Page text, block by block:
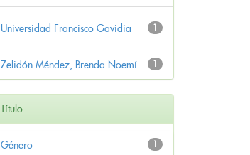
1
Universidad Francisco Gavidia
1
Zelidón Méndez, Brenda Noemí
Título
1
Género